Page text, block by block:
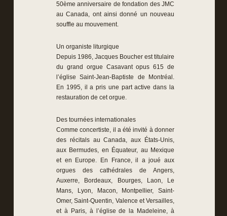
50ème anniversaire de fondation des JMC
au Canada, ont ainsi donné un nouveau
souffle au mouvement.
Un organiste liturgique
Depuis 1986, Jacques Boucher est titulaire
du grand orgue Casavant opus 615 de
l’église Saint-Jean-Baptiste de Montréal.
En 1995, il a pris une part active dans la
restauration de cet orgue.
Des tournées internationales
Comme concertiste, il a été invité à donner
des récitals au Canada, aux États-Unis,
aux Bermudes, en Équateur, au Mexique
et en Europe. En France, il a joué aux
orgues des cathédrales de Angers,
Auxerre, Bordeaux, Bourges, Laon, Le
Mans, Lyon, Macon, Montpellier, Saint-
Omer, Saint-Quentin, Valence et Versailles,
et à Paris, à l’église de la Madeleine, à